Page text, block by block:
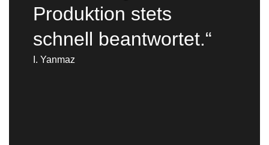
die eigenen Wünsche
nach und alle
gewünschten